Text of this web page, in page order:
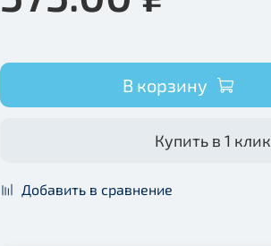
В корзину
Купить в 1 клик
Добавить в сравнение